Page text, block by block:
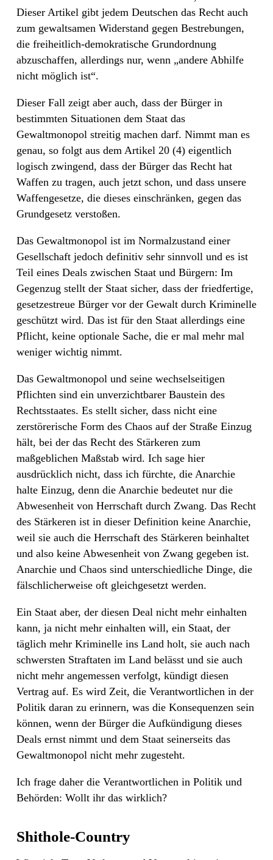
Dieser Artikel gibt jedem Deutschen das Recht auch
zum gewaltsamen Widerstand gegen Bestrebungen,
die freiheitlich-demokratische Grundordnung
abzuschaffen, allerdings nur, wenn „andere Abhilfe
nicht möglich ist“.
Dieser Fall zeigt aber auch, dass der Bürger in
bestimmten Situationen dem Staat das
Gewaltmonopol streitig machen darf. Nimmt man es
genau, so folgt aus dem Artikel 20 (4) eigentlich
logisch zwingend, dass der Bürger das Recht hat
Waffen zu tragen, auch jetzt schon, und dass unsere
Waffengesetze, die dieses einschränken, gegen das
Grundgesetz verstoßen.
Das Gewaltmonopol ist im Normalzustand einer
Gesellschaft jedoch definitiv sehr sinnvoll und es ist
Teil eines Deals zwischen Staat und Bürgern: Im
Gegenzug stellt der Staat sicher, dass der friedfertige,
gesetzestreue Bürger vor der Gewalt durch Kriminelle
geschützt wird. Das ist für den Staat allerdings eine
Pflicht, keine optionale Sache, die er mal mehr mal
weniger wichtig nimmt.
Das Gewaltmonopol und seine wechselseitigen
Pflichten sind ein unverzichtbarer Baustein des
Rechtsstaates. Es stellt sicher, dass nicht eine
zerstörerische Form des Chaos auf der Straße Einzug
hält, bei der das Recht des Stärkeren zum
maßgeblichen Maßstab wird. Ich sage hier
ausdrücklich nicht, dass ich fürchte, die Anarchie
halte Einzug, denn die Anarchie bedeutet nur die
Abwesenheit von Herrschaft durch Zwang. Das Recht
des Stärkeren ist in dieser Definition keine Anarchie,
weil sie auch die Herrschaft des Stärkeren beinhaltet
und also keine Abwesenheit von Zwang gegeben ist.
Anarchie und Chaos sind unterschiedliche Dinge, die
fälschlicherweise oft gleichgesetzt werden.
Ein Staat aber, der diesen Deal nicht mehr einhalten
kann, ja nicht mehr einhalten will, ein Staat, der
täglich mehr Kriminelle ins Land holt, sie auch nach
schwersten Straftaten im Land belässt und sie auch
nicht mehr angemessen verfolgt, kündigt diesen
Vertrag auf. Es wird Zeit, die Verantwortlichen in der
Politik daran zu erinnern, was die Konsequenzen sein
können, wenn der Bürger die Aufkündigung dieses
Deals ernst nimmt und dem Staat seinerseits das
Gewaltmonopol nicht mehr zugesteht.
Ich frage daher die Verantwortlichen in Politik und
Behörden: Wollt ihr das wirklich?
Shithole-Country